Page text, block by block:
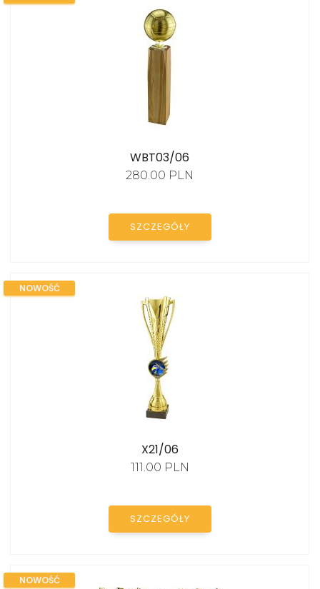
WBT03/06
280.00 PLN
SZCZEGÓŁY
NOWOŚĆ
X21/06
111.00 PLN
SZCZEGÓŁY
NOWOŚĆ